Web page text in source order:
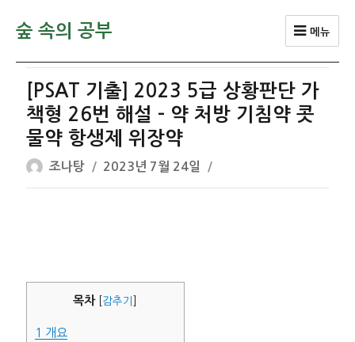
숲 속의 공부 메뉴
[PSAT 기출] 2023 5급 상황판단 가
책형 26번 해설 – 약 처방 기침약 콧
물약 항생제 위장약
글
쓴
조나탕
작
성
2023년 7월 24일
목차 감추기
1 개요